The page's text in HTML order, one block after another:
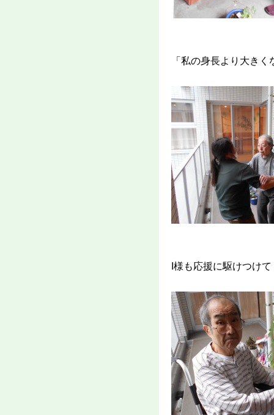
「私の身長より大き
I様も応援に駆けつけ